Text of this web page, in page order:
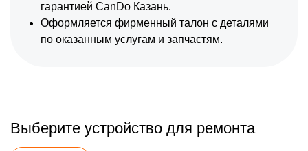
гарантией CanDo Казань.
Оформляется фирменный талон с деталями
по оказанным услугам и запчастям.
Выберите устройство для ремонта